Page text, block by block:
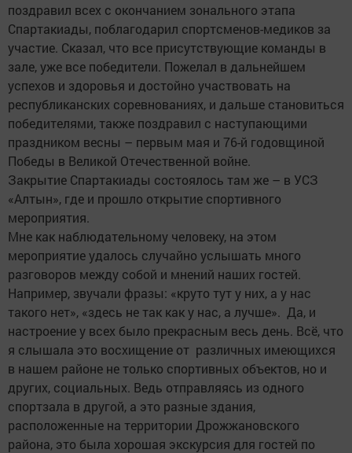
поздравил всех с окончанием зонального этапа
Спартакиады, поблагодарил спортсменов-медиков за
участие. Сказал, что все присутствующие команды в
зале, уже все победители. Пожелал в дальнейшем
успехов и здоровья и достойно участвовать на
республиканских соревнованиях, и дальше становиться
победителями, также поздравил с наступающими
праздником весны – первым мая и 76-й годовщиной
Победы в Великой Отечественной войне.
Закрытие Спартакиады состоялось там же – в УСЗ
«Алтын», где и прошло открытие спортивного
мероприятия.
Мне как наблюдательному человеку, на этом
мероприятие удалось случайно услышать много
разговоров между собой и мнений наших гостей.
Например, звучали фразы: «круто тут у них, а у нас
такого нет», «здесь не так как у нас, а лучше». Да, и
настроение у всех было прекрасным весь день. Всё, что
я слышала это восхищение от различных имеющихся
в нашем районе не только спортивных объектов, но и
других, социальных. Ведь отправляясь из одного
спортзала в другой, а это разные здания,
расположенные на территории Дрожжановского
района, это была хорошая экскурсия для гостей по